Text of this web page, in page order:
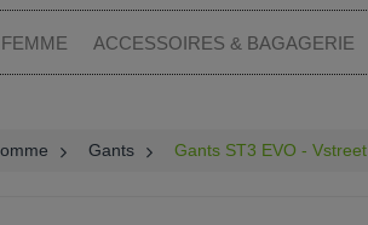
FEMME ACCESSOIRES & BAGAGERIE
> Gants > Gants ST3 EVO - Vstreet